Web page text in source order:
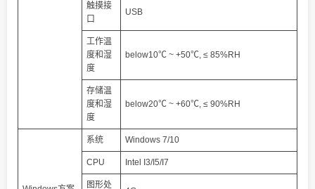
触摸接
口
USB
工作温
度和湿
度
below10℃ ~ +50℃, ≤ 85%RH
存储温
度和湿
度
below20℃ ~ +60℃, ≤ 90%RH
系统 Windows 7/10
CPU Intel I3/I5/I7
图形处